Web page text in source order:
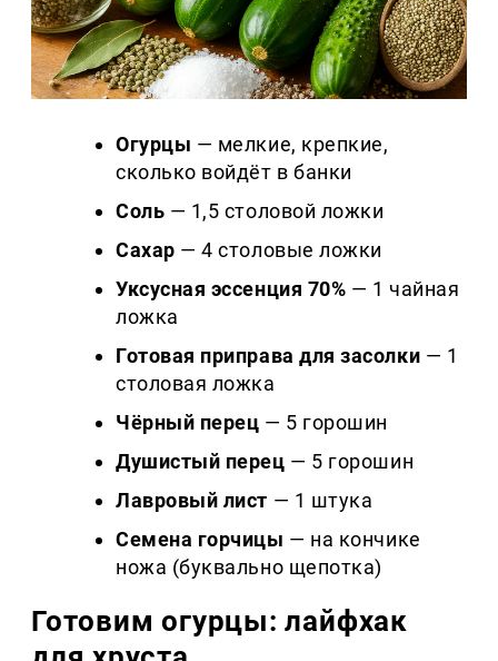
Огурцы — мелкие, крепкие,
сколько войдёт в банки
Соль — 1,5 столовой ложки
Сахар — 4 столовые ложки
Уксусная эссенция 70% — 1 чайная
ложка
Готовая приправа для засолки — 1
столовая ложка
Чёрный перец — 5 горошин
Душистый перец — 5 горошин
Лавровый лист — 1 штука
Семена горчицы — на кончике
ножа (буквально щепотка)
Готовим огурцы: лайфхак